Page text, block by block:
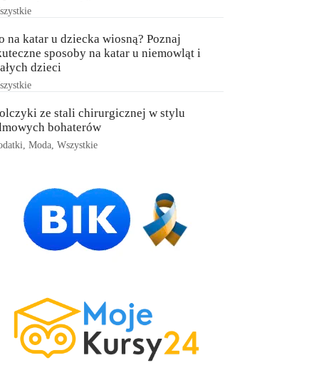
na katar u dziecka wiosną? Poznaj
sposoby na katar u niemowląt i
dzieci
ze stali chirurgicznej w stylu
bohaterów
,Moda,Wszystkie